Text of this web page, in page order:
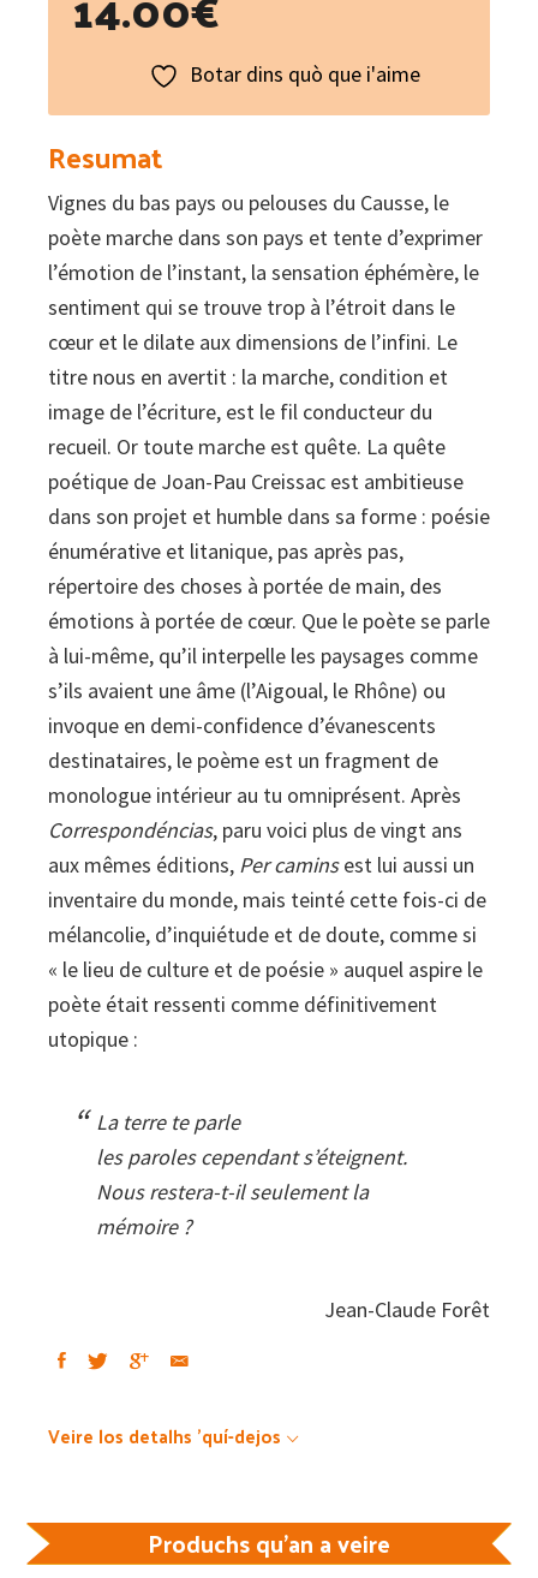
Botar dins quò que i'aime
Resumat
Vignes du bas pays ou pelouses du Causse, le
poète marche dans son pays et tente d’exprimer
l’émotion de l’instant, la sensation éphémère, le
sentiment qui se trouve trop à l’étroit dans le
cœur et le dilate aux dimensions de l’infini. Le
titre nous en avertit : la marche, condition et
image de l’écriture, est le fil conducteur du
recueil. Or toute marche est quête. La quête
poétique de Joan-Pau Creissac est ambitieuse
dans son projet et humble dans sa forme : poésie
énumérative et litanique, pas après pas,
répertoire des choses à portée de main, des
émotions à portée de cœur. Que le poète se parle
à lui-même, qu’il interpelle les paysages comme
s’ils avaient une âme (l’Aigoual, le Rhône) ou
invoque en demi-confidence d’évanescents
destinataires, le poème est un fragment de
monologue intérieur au tu omniprésent. Après
Correspondéncias, paru voici plus de vingt ans
aux mêmes éditions, Per caminsest lui aussi un
inventaire du monde, mais teinté cette fois-ci de
mélancolie, d’inquiétude et de doute, comme si
« le lieu de culture et de poésie » auquel aspire le
poète était ressenti comme définitivement
utopique :
La terre te parle
les paroles cependant s’éteignent.
Nous restera-t-il seulement la
mémoire ?
Jean-Claude Forêt
Veire los detalhs 'quí-dejos
Produchs qu'an a veire